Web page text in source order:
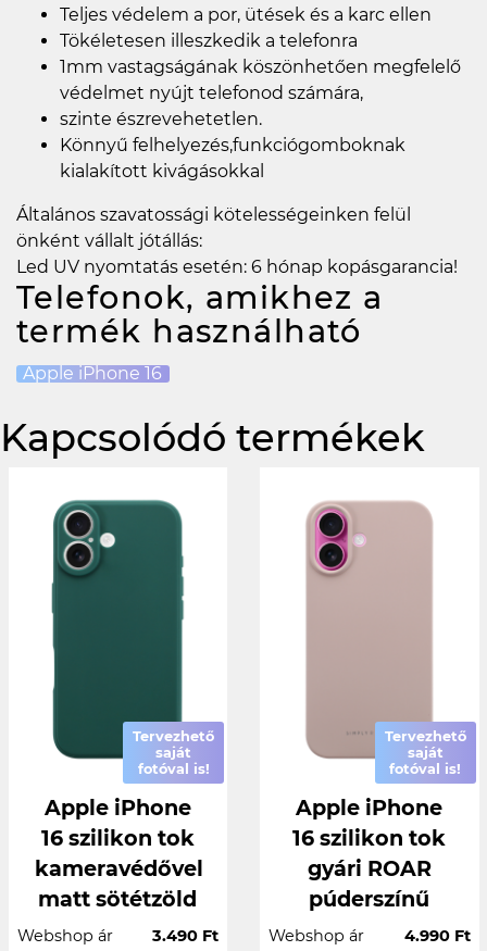
Teljes védelem a por, ütések és a karc ellen
Tökéletesen illeszkedik a telefonra
1mm vastagságának köszönhetően megfelelő
védelmet nyújt telefonod számára,
szinte észrevehetetlen.
Könnyű felhelyezés,funkciógomboknak
kialakított kivágásokkal
Általános szavatossági kötelességeinken felül
önként vállalt jótállás:
Led UV nyomtatás esetén: 6 hónap kopásgarancia!
Telefonok, amikhez a
termék használható
Apple iPhone 16
Kapcsolódó termékek
Tervezhető
saját
fotóval is!
Apple iPhone
16 szilikon tok
kameravédővel
matt sötétzöld
Webshop ár
3.490 Ft
Tervezhető
saját
fotóval is!
Apple iPhone
16 szilikon tok
gyári ROAR
púderszínű
Webshop ár
4.990 Ft